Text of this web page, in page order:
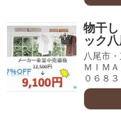
物干
ック
八尾市
ＭＩＭ
０６８